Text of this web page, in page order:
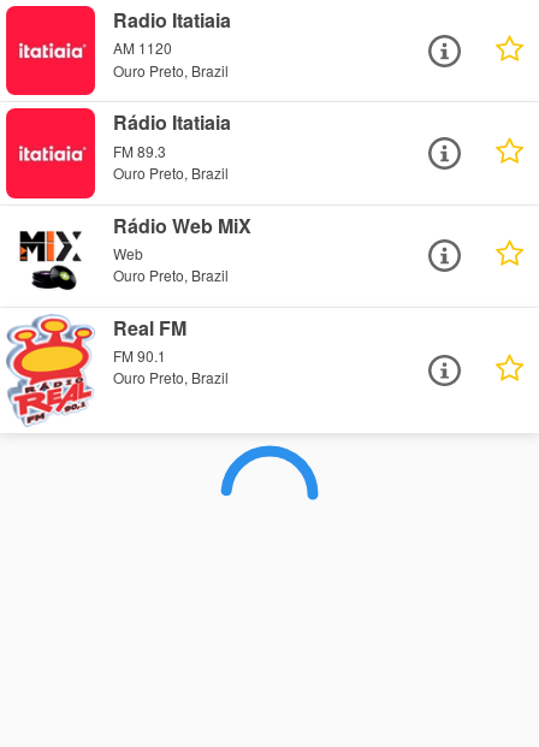
Radio Itatiaia
AM 1120
Ouro Preto, Brazil
Rádio Itatiaia
FM 89.3
Ouro Preto, Brazil
Rádio Web MiX
Web
Ouro Preto, Brazil
Real FM
FM 90.1
Ouro Preto, Brazil